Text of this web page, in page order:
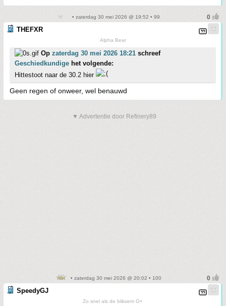
• zaterdag 30 mei 2026 @ 19:52 • 99
THEFXR
Alpha Bear
Op zaterdag 30 mei 2026 18:21 schreef
Geschiedkundige het volgende:
Hittestoot naar de 30.2 hier
Geen regen of onweer, wel benauwd
▼ Advertentie door Refinery89
• zaterdag 30 mei 2026 @ 20:02 • 100
SpeedyGJ
Zo snel als de bliksem O+